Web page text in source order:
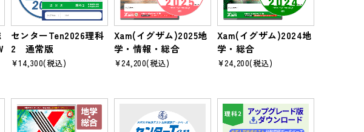
センターTen2026理科
2 通常版
¥14,300(税込)
Xam(イグザム)2025地
学・情報・総合
¥24,200(税込)
Xam(イグザム)2024地
学・総合
¥24,200(税込)